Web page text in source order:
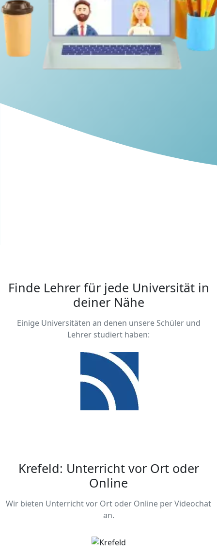
Finde Lehrer für jede Universität in
deiner Nähe
Einige Universitäten an denen unsere Schüler und
Lehrer studiert haben:
Krefeld: Unterricht vor Ort oder
Online
Wir bieten Unterricht vor Ort oder Online per Videochat
an.